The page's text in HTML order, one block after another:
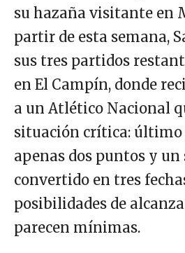
su hazaña visitante en
partir de esta semana,
sus tres partidos
en El Campín, donde
a un Atlético Nacional
situación crítica: último
apenas dos puntos y un
convertido en tres
posibilidades de
parecen mínimas.